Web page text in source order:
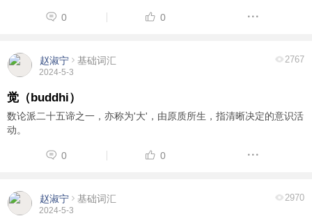
0 0
赵淑宁 基础词汇
2024-5-3
2767
觉（buddhi）
数论派二十五谛之一，亦称为'大'，由原质所生，指清晰决定的意识活
动。
0 0
赵淑宁 基础词汇
2024-5-3
2970